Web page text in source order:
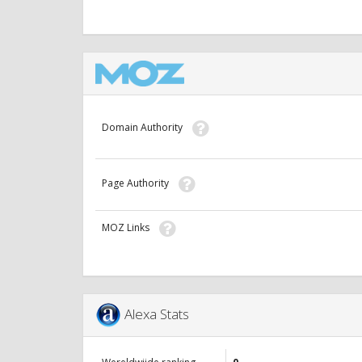
Domain Authority
Page Authority
MOZ Links
Alexa Stats